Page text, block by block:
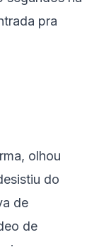
pra
olhou
do
de
de